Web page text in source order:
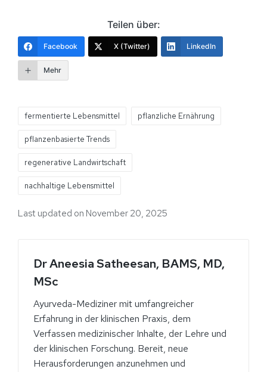
Teilen über:
Facebook X (Twitter) LinkedIn
Mehr
fermentierte Lebensmittel pflanzliche Ernährung
pflanzenbasierte Trends
regenerative Landwirtschaft
nachhaltige Lebensmittel
Last updated on November 20, 2025
Dr Aneesia Satheesan, BAMS, MD,
MSc
Ayurveda-Mediziner mit umfangreicher
Erfahrung in der klinischen Praxis, dem
Verfassen medizinischer Inhalte, der Lehre und
der klinischen Forschung. Bereit, neue
Herausforderungen anzunehmen und